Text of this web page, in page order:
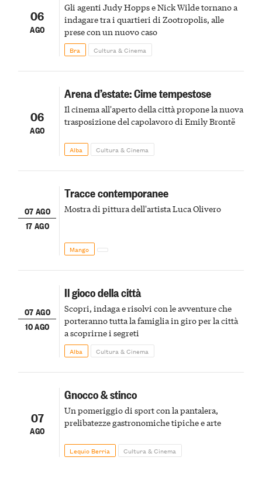
06
AGO
Gli agenti Judy Hopps e Nick Wilde tornano a
indagare tra i quartieri di Zootropolis, alle
prese con un nuovo caso
Bra Cultura & Cinema
06
AGO
Arena d’estate: Cime tempestose
Il cinema all'aperto della città propone la nuova
trasposizione del capolavoro di Emily Brontë
Alba Cultura & Cinema
07 AGO
17 AGO
Tracce contemporanee
Mostra di pittura dell'artista Luca Olivero
Mango
07 AGO
10 AGO
Il gioco della città
Scopri, indaga e risolvi con le avventure che
porteranno tutta la famiglia in giro per la città
a scoprirne i segreti
Alba Cultura & Cinema
07
AGO
Gnocco & stinco
Un pomeriggio di sport con la pantalera,
prelibatezze gastronomiche tipiche e arte
Lequio Berria Cultura & Cinema